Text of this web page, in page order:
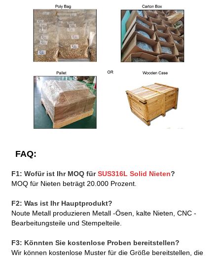
FAQ:
F1: Wofür ist Ihr MOQ fürSUS316L Solid Nieten?
MOQ für Nieten beträgt 20.000 Prozent.
F2: Was ist Ihr Hauptprodukt?
Noute Metall produzieren Metall -Ösen, kalte Nieten, CNC -
Bearbeitungsteile und Stempelteile.
F3: Könnten Sie kostenlose Proben bereitstellen?
Wir können kostenlose Muster für die Größe bereitstellen, die